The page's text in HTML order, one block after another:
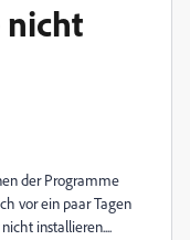
nicht
der Programme
vor ein paar Tagen
installieren....